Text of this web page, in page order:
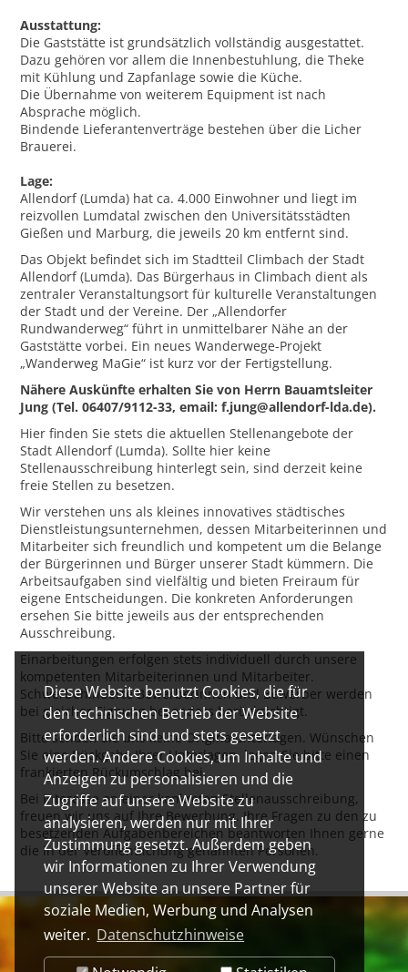
Diese Website benutzt Cookies, die für
den technischen Betrieb der Website
erforderlich sind und stets gesetzt
werden. Andere Cookies, um Inhalte und
Anzeigen zu personalisieren und die
Zugriffe auf unsere Website zu
analysieren, werden nur mit Ihrer
Zustimmung gesetzt. Außerdem geben
wir Informationen zu Ihrer Verwendung
unserer Website an unsere Partner für
soziale Medien, Werbung und Analysen
weiter. Datenschutzhinweise
Ausstattung:
Die Gaststätte ist grundsätzlich vollständig ausgestattet.
Dazu gehören vor allem die Innenbestuhlung, die Theke
mit Kühlung und Zapfanlage sowie die Küche.
Die Übernahme von weiterem Equipment ist nach
Absprache möglich.
Bindende Lieferantenverträge bestehen über die Licher
Brauerei.
Lage:
Allendorf (Lumda) hat ca. 4.000 Einwohner und liegt im
reizvollen Lumdatal zwischen den Universitätsstädten
Gießen und Marburg, die jeweils 20 km entfernt sind.
Das Objekt befindet sich im Stadtteil Climbach der Stadt
Allendorf (Lumda). Das Bürgerhaus in Climbach dient als
zentraler Veranstaltungsort für kulturelle Veranstaltungen
der Stadt und der Vereine. Der „Allendorfer
Rundwanderweg“ führt in unmittelbarer Nähe an der
Gaststätte vorbei. Ein neues Wanderwege-Projekt
„Wanderweg MaGie“ ist kurz vor der Fertigstellung.
Nähere Auskünfte erhalten Sie von Herrn Bauamtsleiter
Jung (Tel. 06407/9112-33, email: f.jung@allendorf-lda.de).
Hier finden Sie stets die aktuellen Stellenangebote der
Stadt Allendorf (Lumda). Sollte hier keine
Stellenausschreibung hinterlegt sein, sind derzeit keine
freie Stellen zu besetzen.
Wir verstehen uns als kleines innovatives städtisches
Dienstleistungsunternehmen, dessen Mitarbeiterinnen und
Mitarbeiter sich freundlich und kompetent um die Belange
der Bürgerinnen und Bürger unserer Stadt kümmern. Die
Arbeitsaufgaben sind vielfältig und bieten Freiraum für
eigene Entscheidungen. Die konkreten Anforderungen
ersehen Sie bitte jeweils aus der entsprechenden
Ausschreibung.
Einarbeitungen erfolgen stets individuell durch unsere
kompetenten Mitarbeiterinnen und Mitarbeiter.
Schwerbehinderte Bewerberinnen und Bewerber werden
bei gleicher Eignung besonders berücksichtigt.
Bitte senden Sie uns keine Originalunterlagen. Wünschen
Sie eine Rückgabe Ihrer Unterlagen, legen Sie bitte einen
frankierten Rückumschlag bei.
Bei Interesse an einer konkreten Stellenausschreibung,
freuen wir uns auf Ihre Bewerbung. Ihre Fragen zu den zu
besetzenden Aufgabenbereichen beantworten Ihnen gerne
die in der Veröffentlichung genannten Personen.